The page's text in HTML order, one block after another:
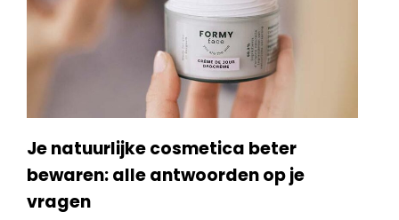
Je natuurlijke cosmetica beter
bewaren: alle antwoorden op je
vragen